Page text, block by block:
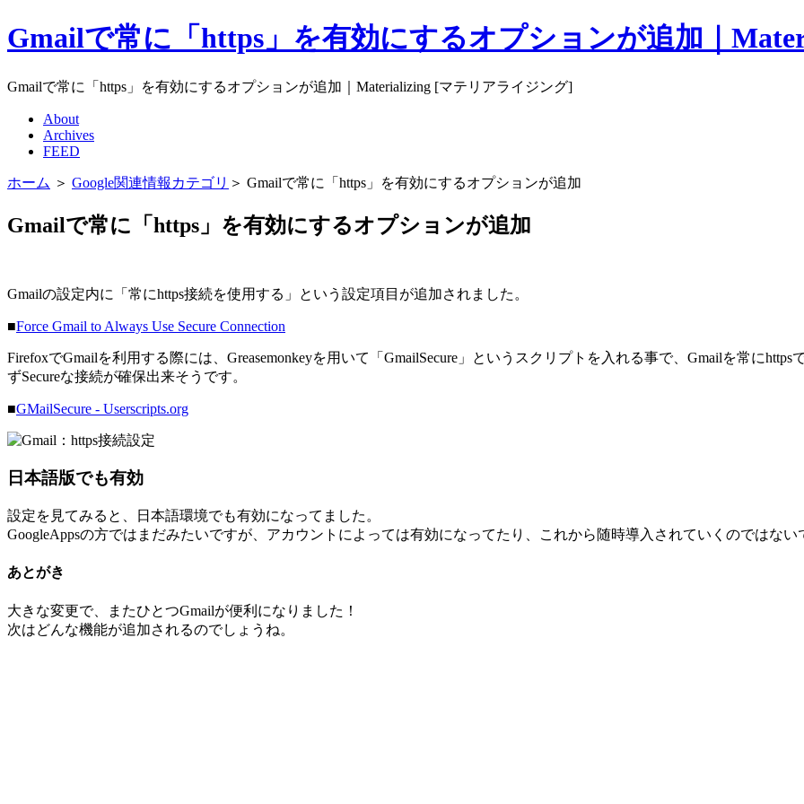
Gmailで常に「https」を有効にするオプションが追加｜
Gmailで常に「https」を有効にするオプションが追加｜Materializing [マテリアライジング]
About
Archives
FEED
ホーム ＞ Google関連情報カテゴリ ＞ Gmailで常に「https」を有効にするオプションが追加
Gmailで常に「https」を有効にするオプションが追加
Gmailの設定内に「常にhttps接続を使用する」という設定項目が追加されました。
■Force Gmail to Always Use Secure Connection
FirefoxでGmailを利用する際には、Greasemonkeyを用いて「GmailSecure」というスクリプトを入れる事で、Gmailを常に
ずSecureな接続が確保出来そうです。
■GMailSecure - Userscripts.org
日本語版でも有効
設定を見てみると、日本語環境でも有効になってました。
GoogleAppsの方ではまだみたいですが、アカウントによっては有効になってたり、これから随時導入されていくのではない
あとがき
大きな変更で、またひとつGmailが便利になりました！
次はどんな機能が追加されるのでしょうね。